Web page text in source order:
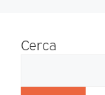
Cerca